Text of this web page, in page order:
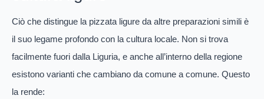
Ciò che distingue la pizzata ligure da altre preparazioni simili è
il suo legame profondo con la cultura locale. Non si trova
facilmente fuori dalla Liguria, e anche all’interno della regione
esistono varianti che cambiano da comune a comune. Questo
la rende: